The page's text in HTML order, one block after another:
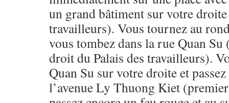
un grand bâtiment sur votre
travailleurs). Vous tournez au
vous tombez dans la rue Quan
droit du Palais des travailleurs).
Quan Su sur votre droite et
l’avenue Ly Thuong Kiet